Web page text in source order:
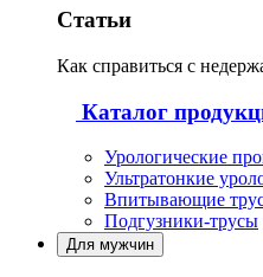
Статьи
Как справиться с
Каталог
Урологические
Ультратонкие
Впитывающие
Подгузники-трусы
Для мужчин